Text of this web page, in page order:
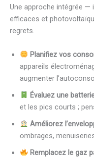
Une approche intégrée —
efficaces et
regrets.
Planifiez vos
appareils
augmenter
Évaluez une
et les pics courts ;
Améliorez
ombrages,
Remplacez le gaz